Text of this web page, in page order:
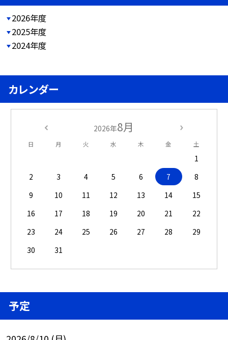
2026年度
2025年度
2024年度
カレンダー
2026年8月
日 月 火 水 木 金 土
1
2
3 4 5 6 7
8
9
10 11 12 13 14
15
16
17 18 19 20 21
22
23
24 25 26 27 28
29
30
31
予定